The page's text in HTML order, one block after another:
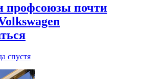
профсоюзы почти
спустя